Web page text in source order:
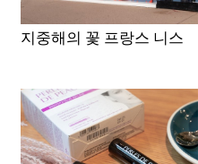
지중해의 꽃 프랑스 니스